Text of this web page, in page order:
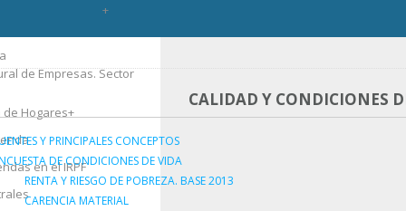
Laborales
de Empresas. Sector
de Hogares
en el IRPF
+
+
CALIDAD Y CONDICIONES
Y PRINCIPALES CONCEPTOS
DE CONDICIONES DE VIDA
RENTA Y RIESGO DE POBREZA. BASE 2013
CARENCIA MATERIAL